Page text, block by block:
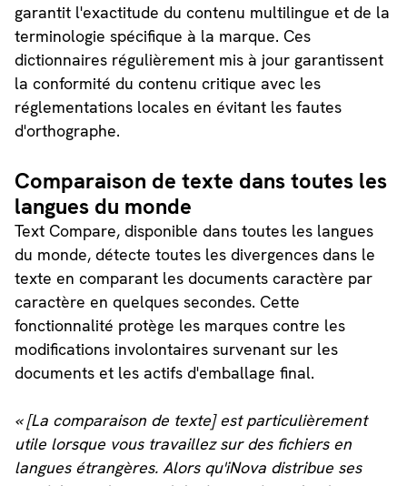
garantit l'exactitude du contenu multilingue et de la
terminologie spécifique à la marque. Ces
dictionnaires régulièrement mis à jour garantissent
la conformité du contenu critique avec les
réglementations locales en évitant les fautes
d'orthographe.
Comparaison de texte dans toutes les
langues du monde
Text Compare, disponible dans toutes les langues
du monde, détecte toutes les divergences dans le
texte en comparant les documents caractère par
caractère en quelques secondes. Cette
fonctionnalité protège les marques contre les
modifications involontaires survenant sur les
documents et les actifs d'emballage final.
« [La comparaison de texte] est particulièrement
utile lorsque vous travaillez sur des fichiers en
langues étrangères. Alors qu'iNova distribue ses